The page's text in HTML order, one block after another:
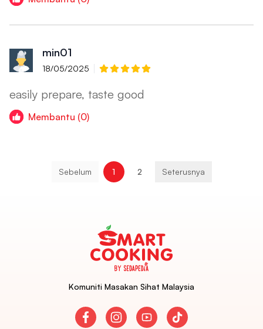
min01
18/05/2025
easily prepare, taste good
Membantu (0)
Sebelum 1 2 Seterusnya
Komuniti Masakan Sihat Malaysia
FacebookInstagramYoutubeTikTok